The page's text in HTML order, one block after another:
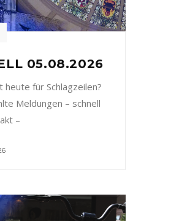
05.08.2026
heute für Schlagzeilen?
Meldungen – schnell
–